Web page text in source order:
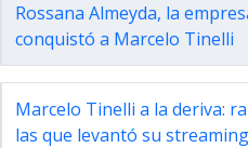
Rossana Almeyda, la
conquistó a Marcelo Tinelli
Marcelo Tinelli a la deriva:
las que levantó su streaming